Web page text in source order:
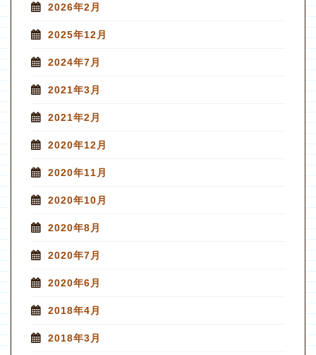
2026年2月
2025年12月
2024年7月
2021年3月
2021年2月
2020年12月
2020年11月
2020年10月
2020年8月
2020年7月
2020年6月
2018年4月
2018年3月